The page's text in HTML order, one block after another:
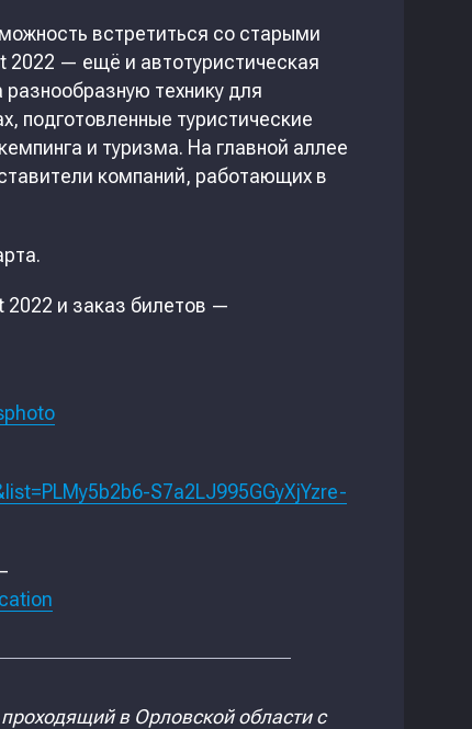
встретиться со старыми
2022 — ещё и автотуристическая
технику для
подготовленные туристические
и туризма. На главной аллее
компаний, работающих в
и заказ билетов —
S7a2LJ995GGyXjYzre-
в Орловской области с